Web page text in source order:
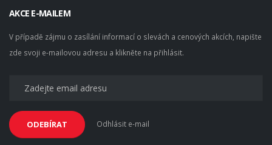
AKCE E-MAILEM
V případě zájmu o zasílání informací o slevách a cenových akcích, napište
zde svoji e-mailovou adresu a klikněte na přihlásit.
ODEBÍRAT Odhlásit e-mail